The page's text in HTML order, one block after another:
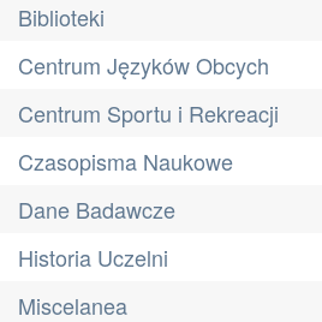
Biblioteki
Centrum Języków Obcych
Centrum Sportu i Rekreacji
Czasopisma Naukowe
Dane Badawcze
Historia Uczelni
Miscelanea